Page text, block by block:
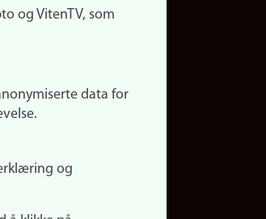
og VitenTV, som
data for
og